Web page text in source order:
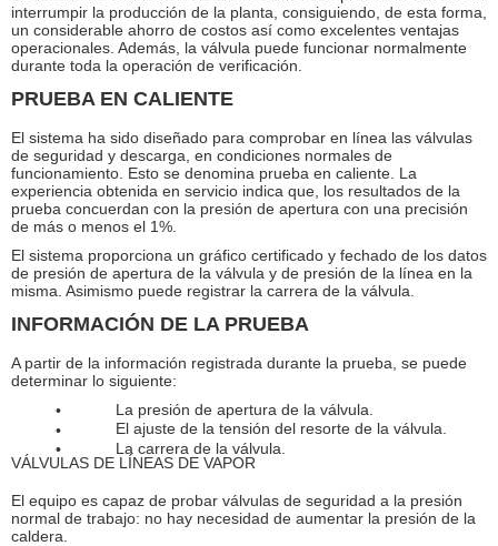
interrumpir la producción de la planta, consiguiendo, de esta forma,
un considerable ahorro de costos así como excelentes ventajas
operacionales. Además, la válvula puede funcionar normalmente
durante toda la operación de verificación.
PRUEBA EN CALIENTE
El sistema ha sido diseñado para comprobar en línea las válvulas
de seguridad y descarga, en condiciones normales de
funcionamiento. Esto se denomina prueba en caliente. La
experiencia obtenida en servicio indica que, los resultados de la
prueba concuerdan con la presión de apertura con una precisión
de más o menos el 1%.
El sistema proporciona un gráfico certificado y fechado de los datos
de presión de apertura de la válvula y de presión de la línea en la
misma. Asimismo puede registrar la carrera de la válvula.
INFORMACIÓN DE LA PRUEBA
A partir de la información registrada durante la prueba, se puede
determinar lo siguiente:
La presión de apertura de la válvula.
El ajuste de la tensión del resorte de la válvula.
La carrera de la válvula.
VÁLVULAS DE LÍNEAS DE VAPOR
El equipo es capaz de probar válvulas de seguridad a la presión
normal de trabajo: no hay necesidad de aumentar la presión de la
caldera.